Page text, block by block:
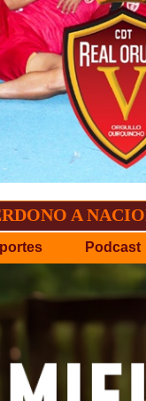
NACIONAL:2-3
Podcast